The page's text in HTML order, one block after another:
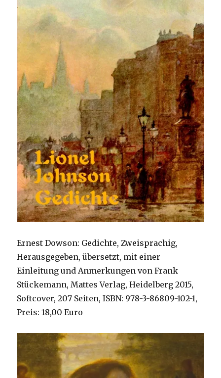
Ernest Dowson: Gedichte, Zweisprachig,
Herausgegeben, übersetzt, mit einer
Einleitung und Anmerkungen von Frank
Stückemann, Mattes Verlag, Heidelberg 2015,
Softcover, 207 Seiten, ISBN: 978-3-86809-102-1,
Preis: 18,00 Euro